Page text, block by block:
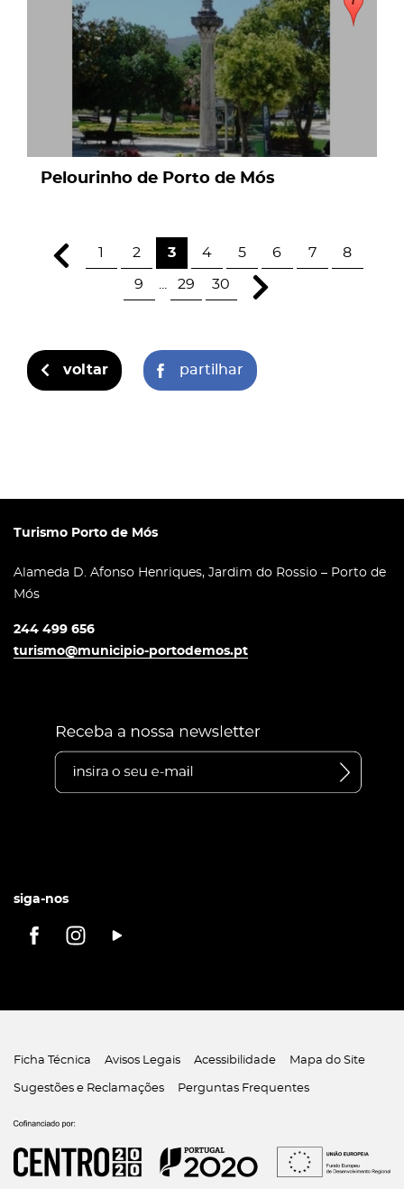
Pelourinho de Porto de Mós
1 2 3 4 5 6 7 8
9 29 30
voltar partilhar
Turismo Porto de Mós
Alameda D. Afonso Henriques, Jardim do Rossio – Porto de
Mós
244 499 656
turismo@municipio-portodemos.pt
siga-nos
Ficha Técnica Avisos Legais Acessibilidade Mapa do Site
Sugestões e Reclamações Perguntas Frequentes